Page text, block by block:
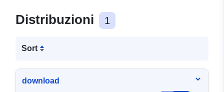
Distribuzioni 1
Sort
download